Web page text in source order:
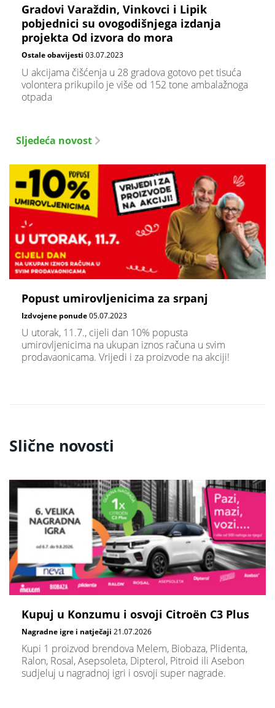
Gradovi Varaždin, Vinkovci i Lipik
pobjednici su ovogodišnjega izdanja
projekta Od izvora do mora
Ostale obavijesti 03.07.2023
U akcijama čišćenja u 28 gradova gotovo pet tisuća
volontera prikupilo je više od 152 tone ambalažnoga
otpada
Sljedeća novost
Popust umirovljenicima za srpanj
Izdvojene ponude05.07.2023
U utorak, 11.7., cijeli dan 10% popusta
umirovljenicima na ukupan iznos računa u svim
prodavaonicama. Vrijedi i za proizvode na akciji!
Slične novosti
Kupuj u Konzumu i osvoji Citroën C3 Plus
Nagradne igre i natječaji 21.07.2026
Kupi 1 proizvod brendova Melem, Biobaza, Plidenta,
Ralon, Rosal, Asepsoleta, Dipterol, Pitroid ili Asebon
sudjeluj u nagradnoj igri i osvoji super nagrade.